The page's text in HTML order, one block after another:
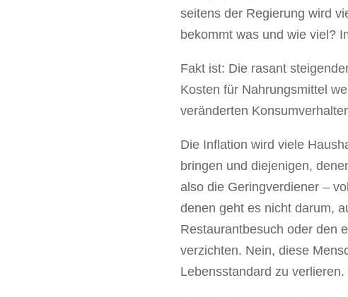
seitens der Regierung wird
bekommt was und wie viel?
Fakt ist: Die rasant
Kosten für Nahrungsmittel
veränderten
Die Inflation wird viele
bringen und diejenigen,
also die Geringverdiener –
denen geht es nicht darum,
Restaurantbesuch oder den
verzichten. Nein, diese
Lebensstandard zu